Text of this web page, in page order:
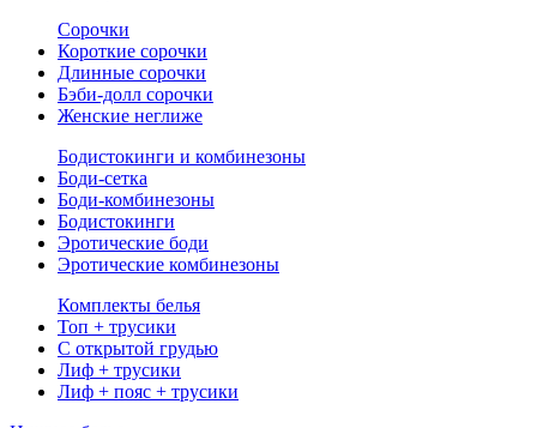
Сорочки
Короткие сорочки
Длинные сорочки
Бэби-долл сорочки
Женские неглиже
Бодистокинги и комбинезоны
Боди-сетка
Боди-комбинезоны
Бодистокинги
Эротические боди
Эротические комбинезоны
Комплекты белья
Топ + трусики
С открытой грудью
Лиф + трусики
Лиф + пояс + трусики